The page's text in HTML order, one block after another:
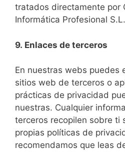
tratados directamente por
Informática Profesional S.L.
9. Enlaces de terceros
En nuestras webs puedes
sitios web de terceros o
prácticas de privacidad
nuestras. Cualquier
terceros recopilen sobre ti
propias políticas de
recomendamos que leas